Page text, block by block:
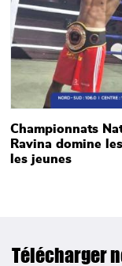
Championnats
Ravina domine
les jeunes
Télécharger